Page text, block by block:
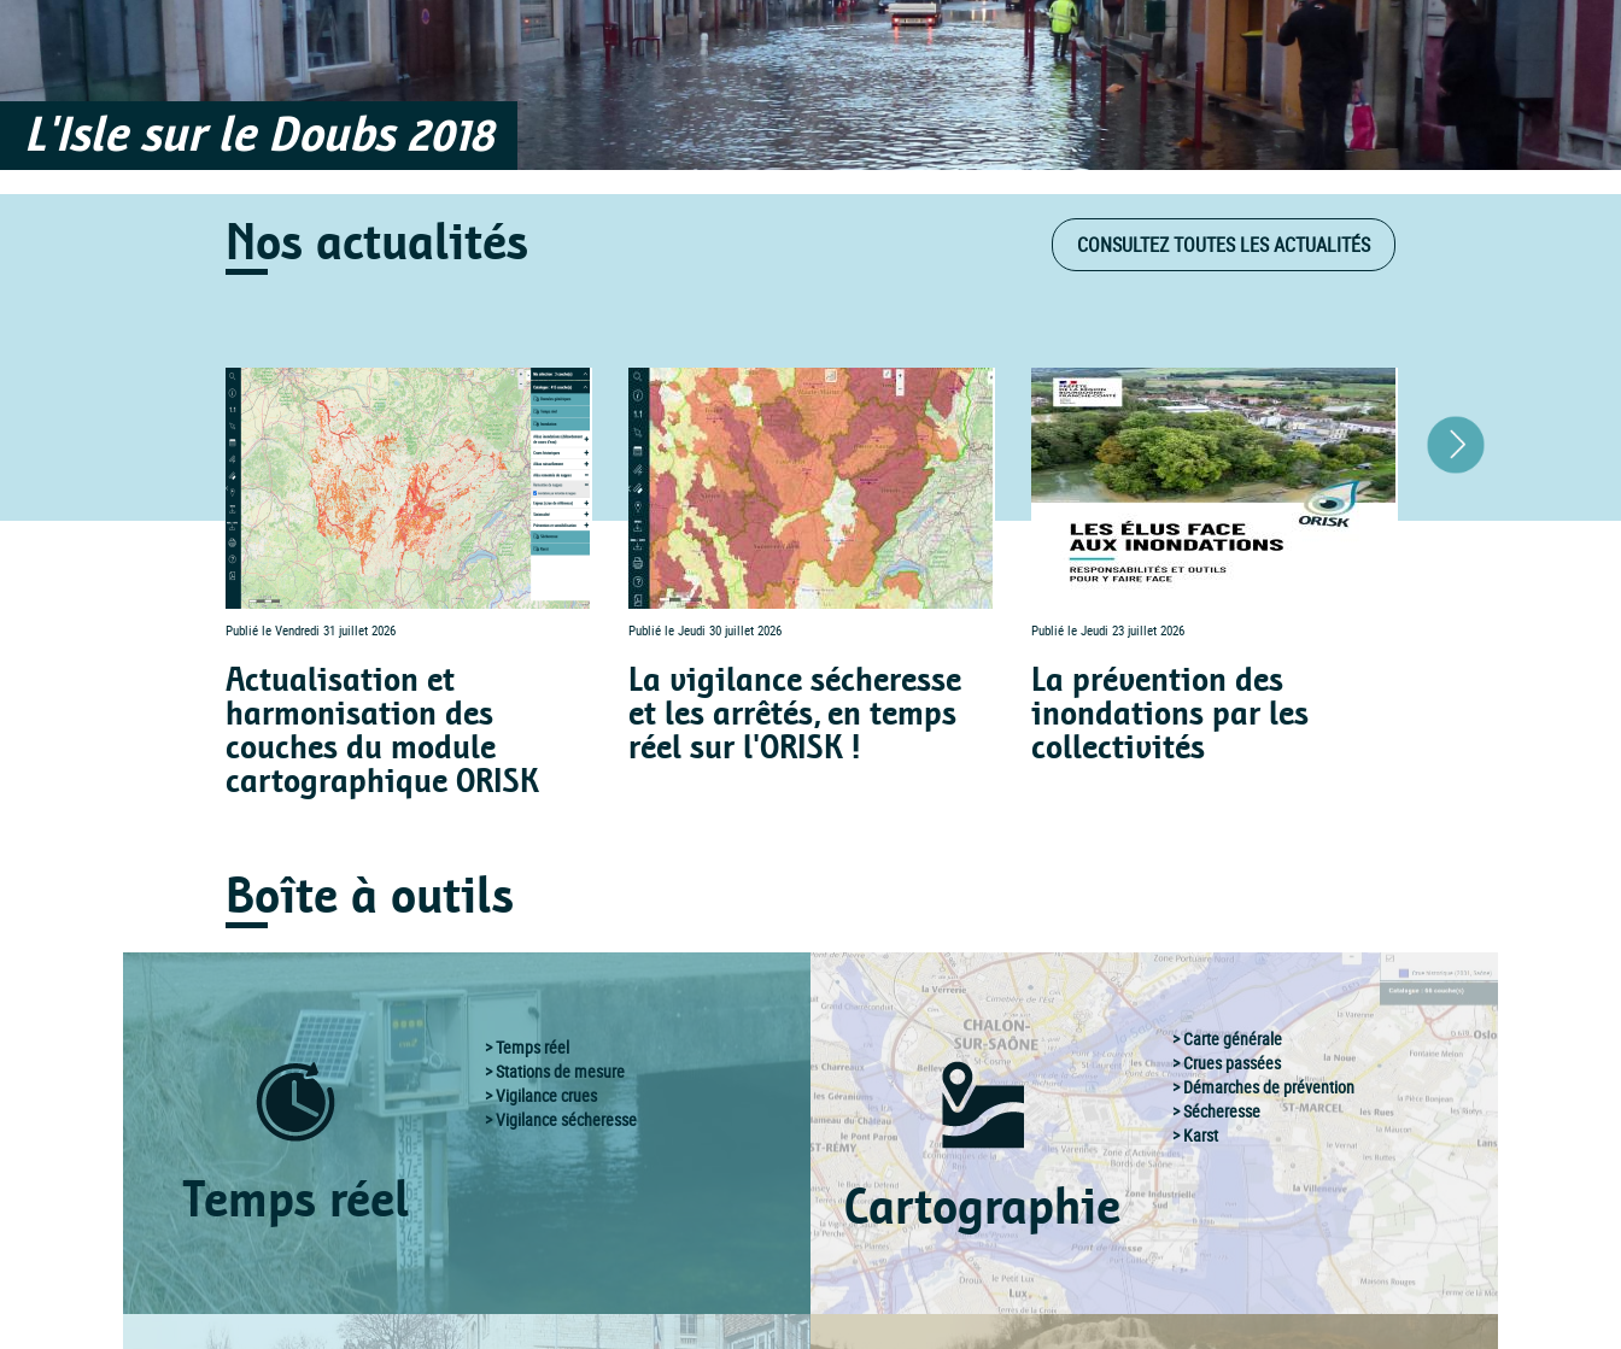
L'Isle sur le Doubs 2018
Nos actualités CONSULTEZ TOUTES LES ACTUALITÉS
Publié le Vendredi 31 juillet 2026
Actualisation et
harmonisation des
couches du module
cartographique ORISK
Publié le Jeudi 30 juillet 2026
La vigilance sécheresse
et les arrêtés, en temps
réel sur l'ORISK !
Publié le Jeudi 23 juillet 2026
La prévention des
inondations par les
collectivités
Boîte à outils
Temps réel
Temps réel
Stations de mesure
Vigilance crues
Vigilance sécheresse
Cartographie
Carte générale
Crues passées
Démarches de prévention
Sécheresse
Karst